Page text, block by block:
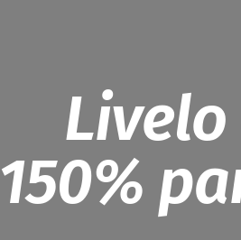
150%